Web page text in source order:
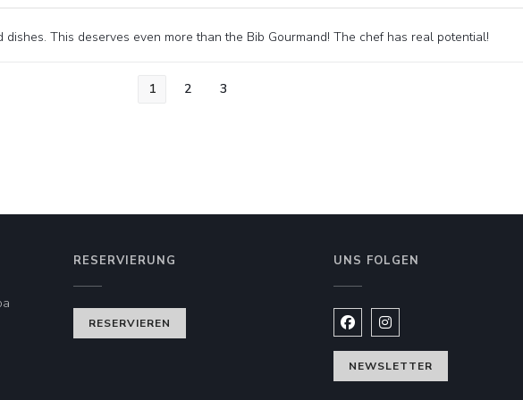
This deserves even more than the Bib Gourmand! The chef has real potential!
1 2 3
RESERVIERUNG
RESERVIEREN
UNS FOLGEN
Facebook ((öffnet ein neues
Instagram ((öffnet ein
NEWSLETTER